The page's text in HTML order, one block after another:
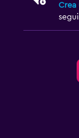
Crea